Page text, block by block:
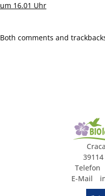
um 16.01 Uhr
Both comments and
Telefon
E-Mail